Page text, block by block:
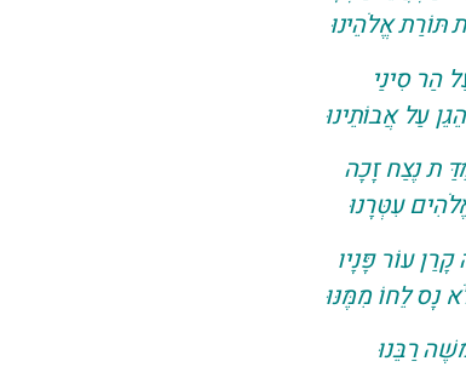
תּוֹרַת אֱלֹהֵינוּ
הַר סִינַי
עַל אֲבוֹתֵינוּ
ת נֶצַח זָכָה
עִטְּרָנוּ
עוֹר פָּנָיו
נָס לֵחוֹ מִמֶּנּוּ
רַבֵּנוּ